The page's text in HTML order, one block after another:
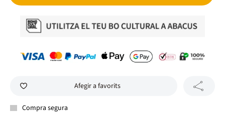
Afegir a favorits
Compra segura